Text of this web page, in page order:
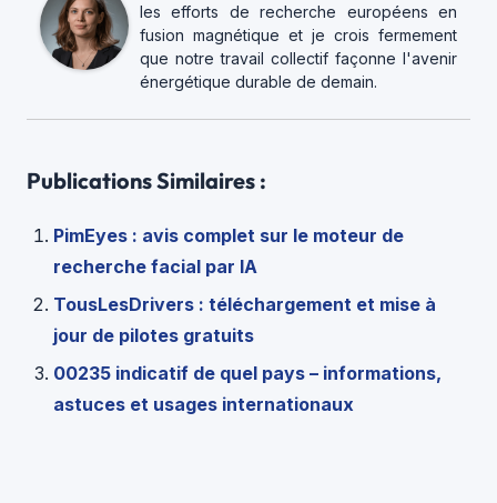
les efforts de recherche européens en
fusion magnétique et je crois fermement
que notre travail collectif façonne l'avenir
énergétique durable de demain.
Publications Similaires :
PimEyes : avis complet sur le moteur de
recherche facial par IA
TousLesDrivers : téléchargement et mise à
jour de pilotes gratuits
00235 indicatif de quel pays – informations,
astuces et usages internationaux